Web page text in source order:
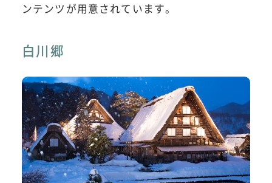
ンテンツが用意されています。
白川郷